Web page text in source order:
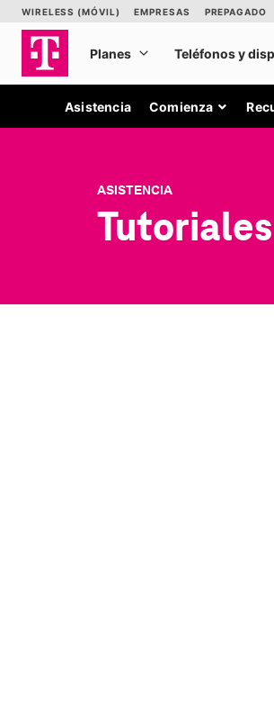
Asistencia Comienza
ASISTENCIA
Tutoriales